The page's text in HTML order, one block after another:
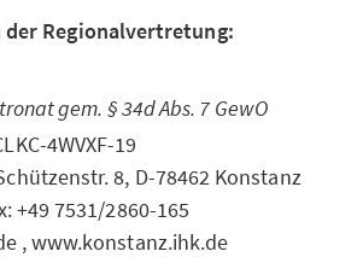
Regionalvertretung:
gem. § 34d Abs. 7 GewO
4WVXF-19
8, D-78462 Konstanz
+49 7531/2860-165
, www.konstanz.ihk.de